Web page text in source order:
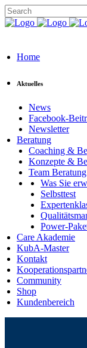
Home
Aktuelles
News
Facebook-
Newsletter
Beratung
Coaching &
Konzepte &
Team Beratung
Was Sie
Selbsttest
Power-
Care Akademie
KubA-Master
Kontakt
Community
Shop
Kundenbereich